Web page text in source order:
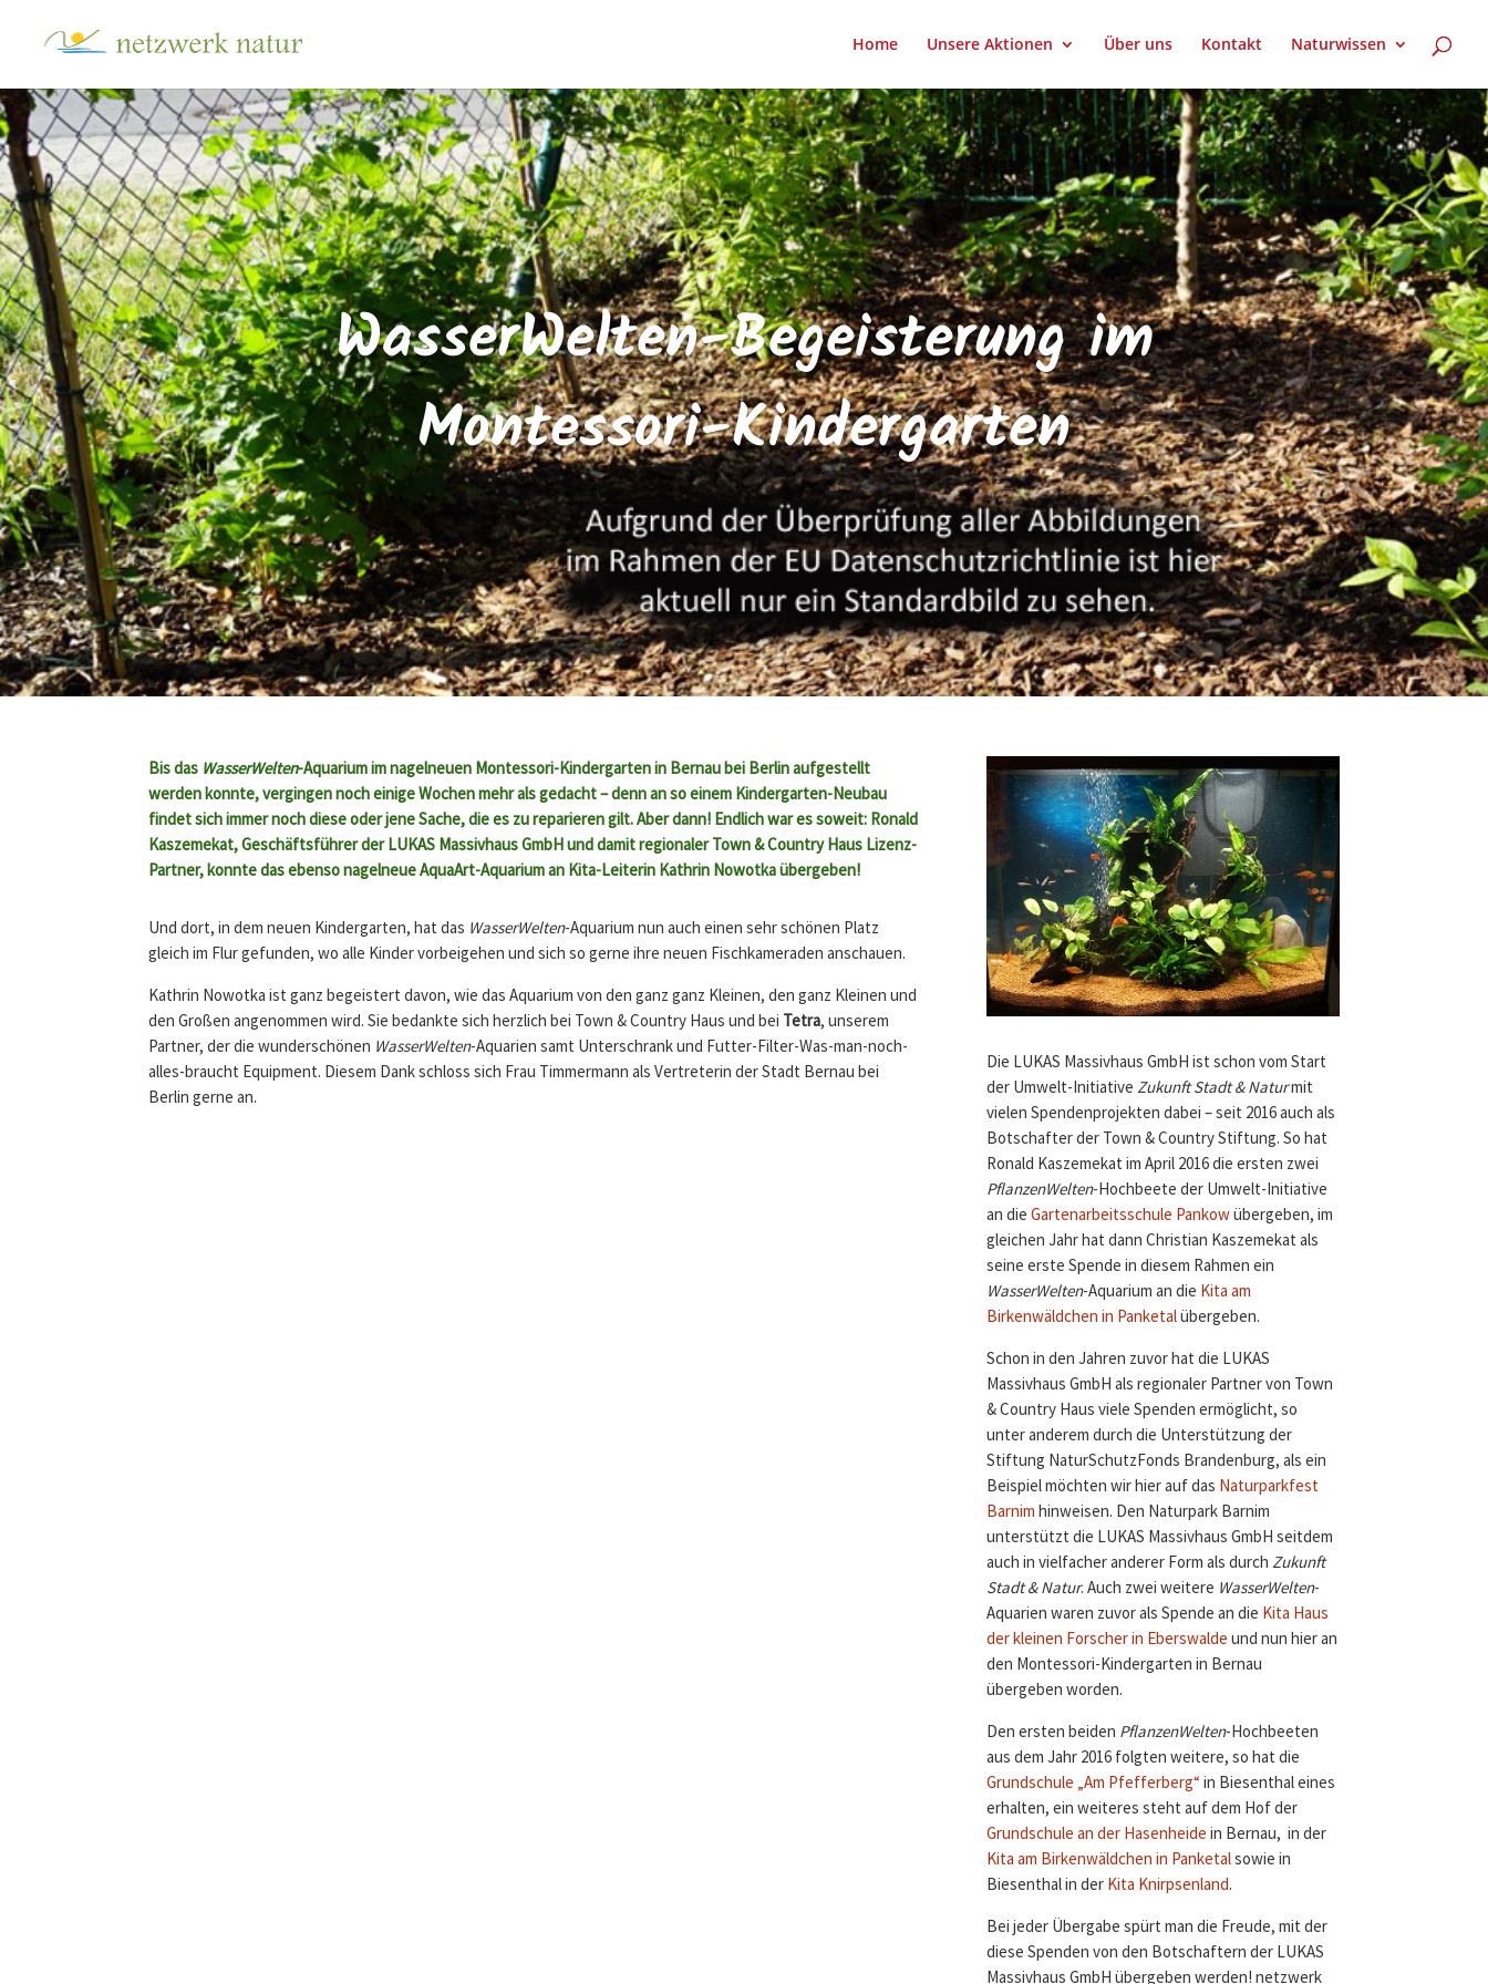
Home Unsere Aktionen Über uns Kontakt Naturwissen
WasserWelten-Begeisterung im
Montessori-Kindergarten
Bis das WasserWelten-Aquarium im nagelneuen Montessori-Kindergarten in Bernau bei Berlin aufgestellt
werden konnte, vergingen noch einige Wochen mehr als gedacht – denn an so einem Kindergarten-Neubau
findet sich immer noch diese oder jene Sache, die es zu reparieren gilt. Aber dann! Endlich war es soweit: Ronald
Kaszemekat, Geschäftsführer der LUKAS Massivhaus GmbH und damit regionaler Town & Country Haus Lizenz-
Partner, konnte das ebenso nagelneue AquaArt-Aquarium an Kita-Leiterin Kathrin Nowotka übergeben!
Und dort, in dem neuen Kindergarten, hat das WasserWelten-Aquarium nun auch einen sehr schönen Platz
gleich im Flur gefunden, wo alle Kinder vorbeigehen und sich so gerne ihre neuen Fischkameraden anschauen.
Kathrin Nowotka ist ganz begeistert davon, wie das Aquarium von den ganz ganz Kleinen, den ganz Kleinen und
den Großen angenommen wird. Sie bedankte sich herzlich bei Town & Country Haus und bei Tetra, unserem
Partner, der die wunderschönen WasserWelten-Aquarien samt Unterschrank und Futter-Filter-Was-man-noch-
alles-braucht Equipment. Diesem Dank schloss sich Frau Timmermann als Vertreterin der Stadt Bernau bei
Berlin gerne an.
Die LUKAS Massivhaus GmbH ist schon vom Start
der Umwelt-Initiative Zukunft Stadt & Naturmit
vielen Spendenprojekten dabei – seit 2016 auch als
Botschafter der Town & Country Stiftung. So hat
Ronald Kaszemekat im April 2016 die ersten zwei
PflanzenWelten-Hochbeete der Umwelt-Initiative
an die Gartenarbeitsschule Pankowübergeben, im
gleichen Jahr hat dann Christian Kaszemekat als
seine erste Spende in diesem Rahmen ein
WasserWelten-Aquarium an die Kita am
Birkenwäldchen in Panketalübergeben.
Schon in den Jahren zuvor hat die LUKAS
Massivhaus GmbH als regionaler Partner von Town
& Country Haus viele Spenden ermöglicht, so
unter anderem durch die Unterstützung der
Stiftung NaturSchutzFonds Brandenburg, als ein
Beispiel möchten wir hier auf das Naturparkfest
Barnim hinweisen. Den Naturpark Barnim
unterstützt die LUKAS Massivhaus GmbH seitdem
auch in vielfacher anderer Form als durch Zukunft
Stadt & Natur. Auch zwei weitere WasserWelten-
Aquarien waren zuvor als Spende an die Kita Haus
der kleinen Forscher in Eberswalde und nun hier an
den Montessori-Kindergarten in Bernau
übergeben worden.
Den ersten beiden PflanzenWelten-Hochbeeten
aus dem Jahr 2016 folgten weitere, so hat die
Grundschule „Am Pfefferberg“ in Biesenthal eines
erhalten, ein weiteres steht auf dem Hof der
Grundschule an der Hasenheide in Bernau, in der
Kita am Birkenwäldchen in Panketalsowie in
Biesenthal in der Kita Knirpsenland.
Bei jeder Übergabe spürt man die Freude, mit der
diese Spenden von den Botschaftern der LUKAS
Massivhaus GmbH übergeben werden! netzwerk